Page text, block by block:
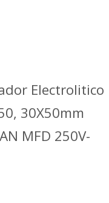
Electrolitico
30X50mm
MFD 250V-